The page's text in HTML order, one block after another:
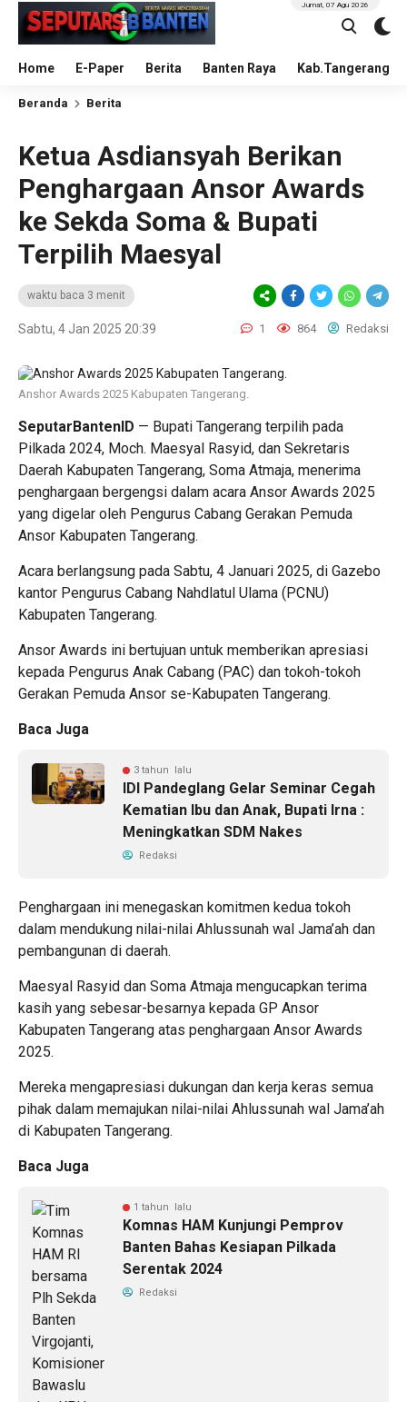
Home E-Paper Berita Banten Raya Kab.Tangerang
Jumat, 07 Agu 2026
Beranda Berita
Ketua Asdiansyah Berikan
Penghargaan Ansor Awards
ke Sekda Soma & Bupati
Terpilih Maesyal
waktu baca 3 menit
Sabtu, 4 Jan 2025 20:39 1 864 Redaksi
Anshor Awards 2025 Kabupaten Tangerang.
SeputarBantenID — Bupati Tangerang terpilih pada
Pilkada 2024, Moch. Maesyal Rasyid, dan Sekretaris
Daerah Kabupaten Tangerang, Soma Atmaja, menerima
penghargaan bergengsi dalam acara Ansor Awards 2025
yang digelar oleh Pengurus Cabang Gerakan Pemuda
Ansor Kabupaten Tangerang.
Acara berlangsung pada Sabtu, 4 Januari 2025, di Gazebo
kantor Pengurus Cabang Nahdlatul Ulama (PCNU)
Kabupaten Tangerang.
Ansor Awards ini bertujuan untuk memberikan apresiasi
kepada Pengurus Anak Cabang (PAC) dan tokoh-tokoh
Gerakan Pemuda Ansor se-Kabupaten Tangerang.
Baca Juga
3 tahun lalu
IDI Pandeglang Gelar Seminar Cegah
Kematian Ibu dan Anak, Bupati Irna :
Meningkatkan SDM Nakes
Redaksi
Penghargaan ini menegaskan komitmen kedua tokoh
dalam mendukung nilai-nilai Ahlussunah wal Jama’ah dan
pembangunan di daerah.
Maesyal Rasyid dan Soma Atmaja mengucapkan terima
kasih yang sebesar-besarnya kepada GP Ansor
Kabupaten Tangerang atas penghargaan Ansor Awards
2025.
Mereka mengapresiasi dukungan dan kerja keras semua
pihak dalam memajukan nilai-nilai Ahlussunah wal Jama’ah
di Kabupaten Tangerang.
Baca Juga
1 tahun lalu
Komnas HAM Kunjungi Pemprov
Banten Bahas Kesiapan Pilkada
Serentak 2024
Redaksi